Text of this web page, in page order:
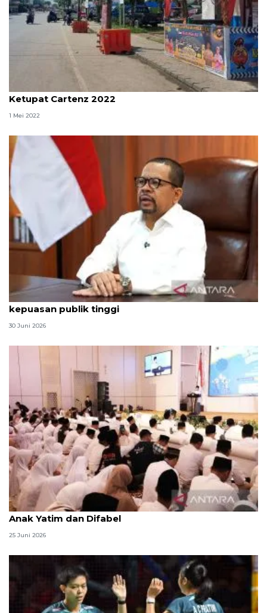
Polresta Jayapura Kota dirikan tujuh pos Operasi
Ketupat Cartenz 2022
1 Mei 2022
Qodari: Pemerintah tak puas diri meski tingkat
kepuasan publik tinggi
30 Juni 2026
Menag jadikan setiap 10 Muharam sebagai Lebaran
Anak Yatim dan Difabel
25 Juni 2026